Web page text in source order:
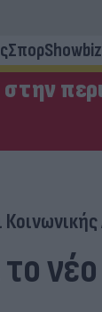
ΣπορShowbiz